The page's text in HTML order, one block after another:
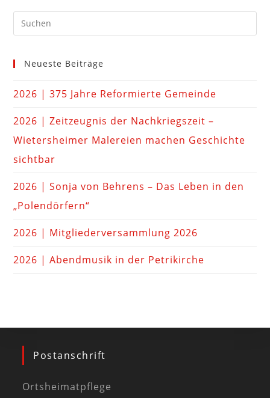
Neueste Beiträge
2026 | 375 Jahre Reformierte Gemeinde
2026 | Zeitzeugnis der Nachkriegszeit –
Wietersheimer Malereien machen Geschichte
sichtbar
2026 | Sonja von Behrens – Das Leben in den
„Polendörfern“
2026 | Mitgliederversammlung 2026
2026 | Abendmusik in der Petrikirche
Postanschrift
Ortsheimatpflege